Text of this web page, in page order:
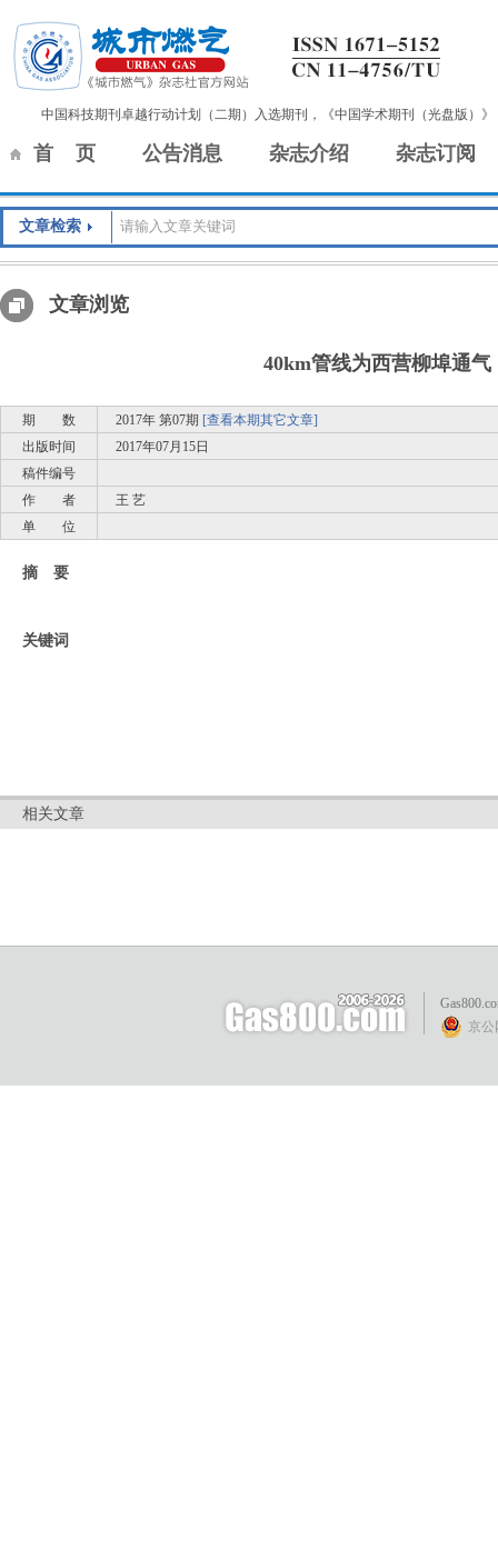
中国科技期刊卓越行动计划（二期）入选期刊，《中国学术期刊（光盘版）
首 页 公告消息 杂志介绍 杂志订阅
文章检索
文章浏览
40km管线为西营柳埠通气
期 数 2017年 第07期 [查看本期其它文章]
出版时间
2017年07月15日
稿件编号
作 者
王 艺
单 位
摘 要
关键词
相关文章
京公